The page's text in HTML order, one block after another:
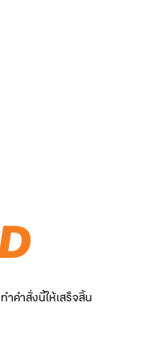
คำสั่งนี้ให้เสร็จสิ้น